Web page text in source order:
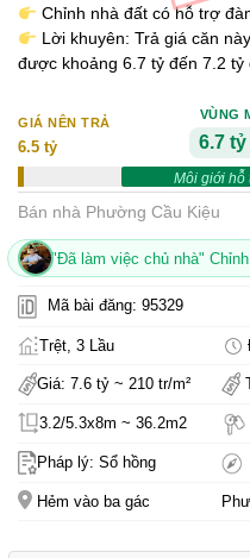
Chỉnh nhà đất có hỗ trợ
Lời khuyên: Trả giá căn
được khoảng 6.7 tỷ đến 7.2 tỷ
GIÁ NÊN TRẢ
6.5 tỷ
VÙNG
6.7 tỷ
Môi giới hỗ
Bán nhà Phường Cầu Kiệu
"Đã làm việc chủ nhà"
Mã bài đăng: 95329
Trệt, 3 Lầu
Giá: 7.6 tỷ ~ 210 tr/m²
3.2/5.3x8m ~ 36.2m2
Pháp lý: Sổ hồng
Hẻm vào ba gác